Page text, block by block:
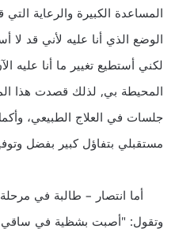
المساعدة الكبيرة والرعاية
الوضع الذي أنا عليه لأني قد لا
لكني أستطيع تغيير ما أنا عليه
المحيطة بي, لذلك قصدت هذا
جلسات في العلاج الطبيعي،
مستقبلي بتفاؤل كبير بفضل
وتقول: "أصبت بشظية في ساقي